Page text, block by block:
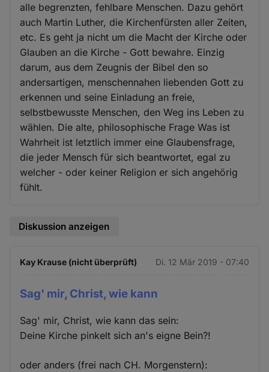
alle begrenzten, fehlbare Menschen. Dazu gehört
auch Martin Luther, die Kirchenfürsten aller Zeiten,
etc. Es geht ja nicht um die Macht der Kirche oder
Glauben an die Kirche - Gott bewahre. Einzig
darum, aus dem Zeugnis der Bibel den so
andersartigen, menschennahen liebenden Gott zu
erkennen und seine Einladung an freie,
selbstbewusste Menschen, den Weg ins Leben zu
wählen. Die alte, philosophische Frage Was ist
Wahrheit ist letztlich immer eine Glaubensfrage,
die jeder Mensch für sich beantwortet, egal zu
welcher - oder keiner Religion er sich angehörig
fühlt.
Diskussion anzeigen
Kay Krause (nicht überprüft) Di. 12 Mär 2019 - 07:40
Sag' mir, Christ, wie kann
Sag' mir, Christ, wie kann das sein:
Deine Kirche pinkelt sich an's eigne Bein?!
oder anders (frei nach CH. Morgenstern):